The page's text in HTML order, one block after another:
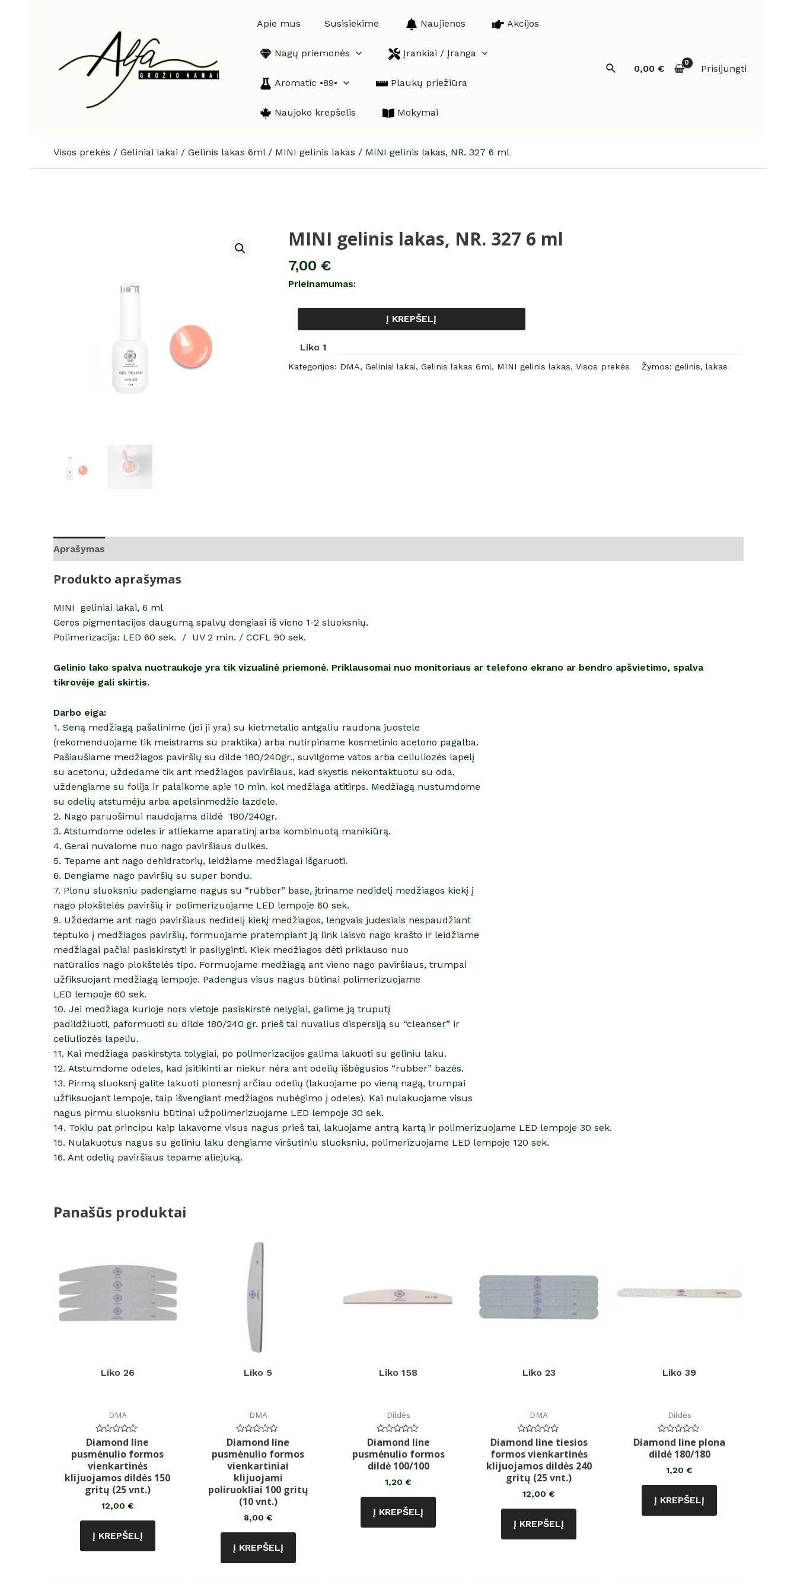
Apie mus Susisiekime Naujienos Akcijos
Nagų priemonės Įrankiai / Įranga
Aromatic •89• Plaukų priežiūra
Naujoko krepšelis Mokymai
Paieška0,00 € Prisijungti
Visos prekės / Geliniai lakai / Gelinis lakas 6ml/ MINI gelinis lakas / MINI gelinis lakas, NR. 327 6 ml
MINI gelinis lakas, NR. 327 6 ml
7,00 €
Prieinamumas:
produkto
MINI
gelinis
NR.
Į KREPŠELĮ
Liko 1
Kategorijos: DMA, Geliniai lakai, Gelinis lakas 6ml, MINI gelinis lakas, Visos prekės Žymos: gelinis, lakas
Aprašymas
Produkto aprašymas
MINI geliniai lakai, 6 ml
Geros pigmentacijos daugumą spalvų dengiasi iš vieno 1-2 sluoksnių.
Polimerizacija: LED 60 sek. / UV 2 min. / CCFL 90 sek.
Gelinio lako spalva nuotraukoje yra tik vizualinė priemonė. Priklausomai nuo monitoriaus ar telefono ekrano ar bendro apšvietimo, spalva
tikrovėje gali skirtis.
Darbo eiga:
1. Seną medžiagą pašalinime (jei ji yra) su kietmetalio antgaliu raudona juostele
(rekomenduojame tik meistrams su praktika) arba nutirpiname kosmetinio acetono pagalba.
Pašiaušiame medžiagos paviršių su dilde 180/240gr., suvilgome vatos arba celiuliozės lapelį
su acetonu, uždedame tik ant medžiagos paviršiaus, kad skystis nekontaktuotu su oda,
uždengiame su folija ir palaikome apie 10 min. kol medžiaga atitirps. Medžiagą nustumdome
su odelių atstumėju arba apelsinmedžio lazdele.
2. Nago paruošimui naudojama dildė 180/240gr.
3. Atstumdome odeles ir atliekame aparatinį arba kombinuotą manikiūrą.
4. Gerai nuvalome nuo nago paviršiaus dulkes.
5. Tepame ant nago dehidratorių, leidžiame medžiagai išgaruoti.
6. Dengiame nago paviršių su super bondu.
7. Plonu sluoksniu padengiame nagus su “rubber” base, įtriname nedidelį medžiagos kiekį į
nago plokštelės paviršių ir polimerizuojame LED lempoje 60 sek.
9. Uždedame ant nago paviršiaus nedidelį kiekį medžiagos, lengvais judesiais nespaudžiant
teptuko į medžiagos paviršių, formuojame pratempiant ją link laisvo nago krašto ir leidžiame
medžiagai pačiai pasiskirstyti ir pasilyginti. Kiek medžiagos dėti priklauso nuo
natūralios nago plokštelės tipo. Formuojame medžiagą ant vieno nago paviršiaus, trumpai
užfiksuojant medžiagą lempoje. Padengus visus nagus būtinai polimerizuojame
LED lempoje 60 sek.
10. Jei medžiaga kurioje nors vietoje pasiskirstė nelygiai, galime ją truputį
padildžiuoti, paformuoti su dilde 180/240 gr. prieš tai nuvalius dispersiją su “cleanser” ir
celiuliozės lapeliu.
11. Kai medžiaga paskirstyta tolygiai, po polimerizacijos galima lakuoti su geliniu laku.
12. Atstumdome odeles, kad įsitikinti ar niekur nėra ant odelių išbėgusios “rubber” bazės.
13. Pirmą sluoksnį galite lakuoti plonesnį arčiau odelių (lakuojame po vieną nagą, trumpai
užfiksuojant lempoje, taip išvengiant medžiagos nubėgimo į odeles). Kai nulakuojame visus
nagus pirmu sluoksniu būtinai užpolimerizuojame LED lempoje 30 sek.
14. Tokiu pat principu kaip lakavome visus nagus prieš tai, lakuojame antrą kartą ir polimerizuojame LED lempoje 30 sek.
15. Nulakuotus nagus su geliniu laku dengiame viršutiniu sluoksniu, polimerizuojame LED lempoje 120 sek.
16. Ant odelių paviršiaus tepame aliejuką.
Panašūs produktai
Liko 26
DMA
Įvertinimas:
0
iš
5
Diamond line
pusmėnulio formos
vienkartinės
klijuojamos dildės 150
gritų (25 vnt.)
12,00 €
Į KREPŠELĮ
Liko 5
DMA
Įvertinimas:
0
iš
5
Diamond line
pusmėnulio formos
vienkartiniai
klijuojami
poliruokliai 100 gritų
(10 vnt.)
8,00 €
Į KREPŠELĮ
Liko 158
Dildės
Įvertinimas:
0
iš
5
Diamond line
pusmėnulio formos
dildė 100/100
1,20€
Į KREPŠELĮ
Liko 23
DMA
Įvertinimas:
0
iš
5
Diamond line tiesios
formos vienkartinės
klijuojamos dildės 240
gritų (25 vnt.)
12,00€
Į KREPŠELĮ
Liko 39
Dildės
Įvertinimas:
0
iš
Diamond line plona
dildė 180/180
1,20€
Į KREPŠELĮ